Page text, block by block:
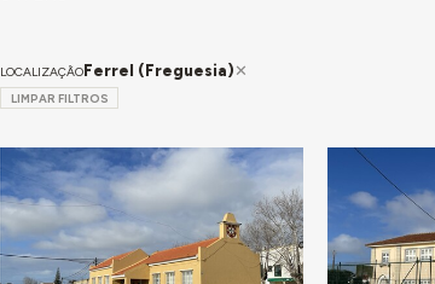
LOCALIZAÇÃO Ferrel (Freguesia)
LIMPAR FILTROS